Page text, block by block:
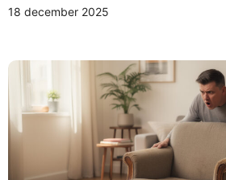
18 december 2025